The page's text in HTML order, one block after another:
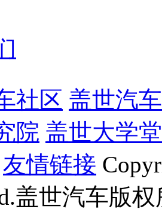
社区 盖世汽
院 盖世大学堂
友情链接
盖世汽车版